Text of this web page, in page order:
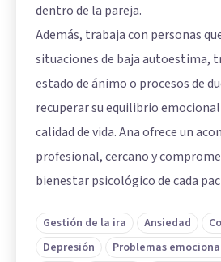
dentro de la pareja.
Además, trabaja con personas
situaciones de baja autoestima,
estado de ánimo o procesos de
recuperar su equilibrio
calidad de vida. Ana ofrece un
profesional, cercano y
bienestar psicológico de cada
Gestión de la ira Ansiedad
Depresión
Problemas